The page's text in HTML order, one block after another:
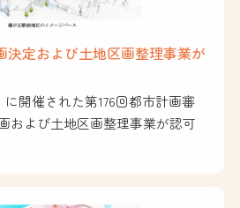
決定および土地区画整理事業が
に開催された第176回都市計画審
および土地区画整理事業が認可